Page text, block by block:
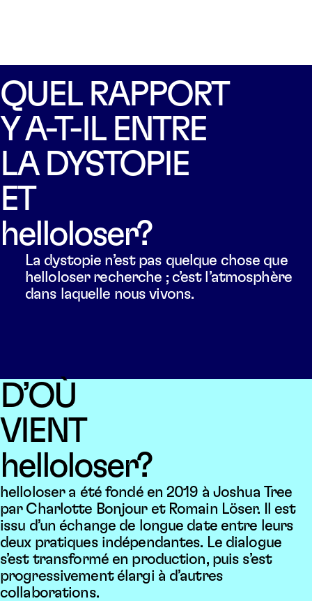
QUEL RAPPORT
Y A-T-IL ENTRE
LA DYSTOPIE
ET
helloloser?
La dystopie n’est pas quelque chose que
helloloser recherche ; c’est l’atmosphère
dans laquelle nous vivons.
D’OÙ
VIENT
helloloser?
helloloser a été fondé en 2019 à Joshua Tree
par Charlotte Bonjour et Romain Löser. Il est
issu d’un échange de longue date entre leurs
deux pratiques indépendantes. Le dialogue
s’est transformé en production, puis s’est
progressivement élargi à d’autres
collaborations.